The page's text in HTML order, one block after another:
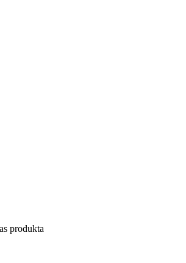
produkta